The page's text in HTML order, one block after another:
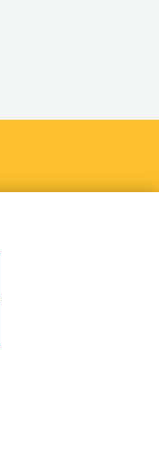
di Legacoop